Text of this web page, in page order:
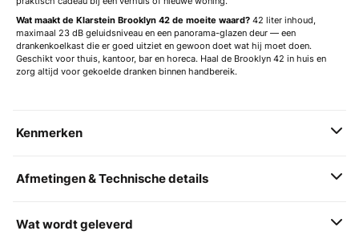
Wat maakt de Klarstein Brooklyn 42 de moeite waard? 42 liter inhoud,
maximaal 23 dB geluidsniveau en een panorama-glazen deur — een
drankenkoelkast die er goed uitziet en gewoon doet wat hij moet doen.
Geschikt voor thuis, kantoor, bar en horeca. Haal de Brooklyn 42 in huis en
zorg altijd voor gekoelde dranken binnen handbereik.
Kenmerken
Afmetingen & Technische details
Wat wordt geleverd